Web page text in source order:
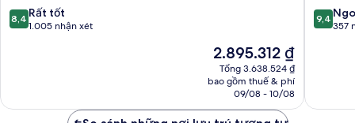
8.4
trên
xét
8,4 Rất tốt
1.005 nhận xét
Giá
hiện
tại
2.895.312 ₫
2.895.312 ₫
Tổng 3.638.524 ₫
bao gồm thuế & phí
09/08 - 10/08
9.4
trên
xét
9,4
357